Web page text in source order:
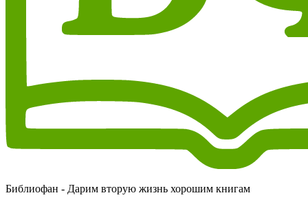
Библиофан - Дарим вторую жизнь хорошим книгам